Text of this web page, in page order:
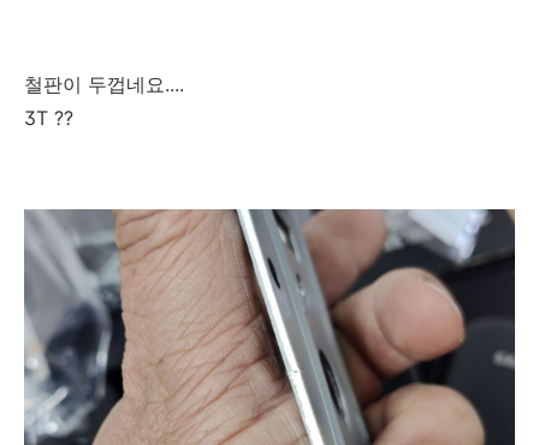
철판이 두껍네요....
3T ??